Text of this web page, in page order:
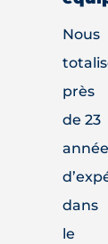
Nous
près
de 23
dans
le